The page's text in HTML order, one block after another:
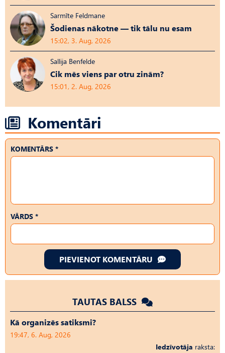
Sarmīte Feldmane
Šodienas nākotne — tik tālu nu esam
15:02, 3. Aug, 2026
Sallija Benfelde
Cik mēs viens par otru zinām?
15:01, 2. Aug, 2026
Komentāri
KOMENTĀRS *
VĀRDS *
PIEVIENOT KOMENTĀRU
TAUTAS BALSS
Kā organizēs satiksmi?
19:47, 6. Aug, 2026
Iedzīvotāja raksta: